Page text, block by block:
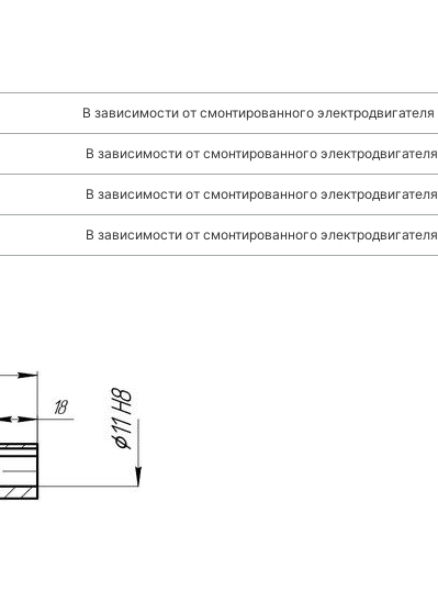
В зависимости от смонтированного электродвигателя
В зависимости от смонтированного электродвигателя
В зависимости от смонтированного электродвигателя
В зависимости от смонтированного электродвигателя